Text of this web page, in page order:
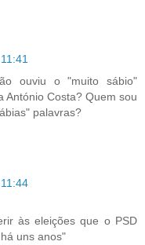
ouviu o "muito sábio"
António Costa? Quem sou
palavras?
às eleições que o PSD
uns anos"